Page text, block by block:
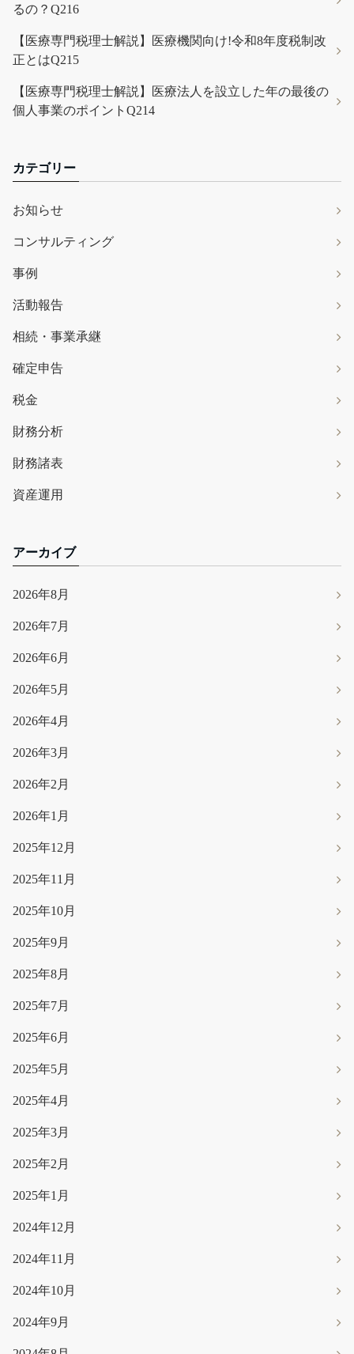
るの？Q216
【医療専門税理士解説】医療機関向け!令和8年度税制改
正とはQ215
【医療専門税理士解説】医療法人を設立した年の最後の
個人事業のポイントQ214
カテゴリー
お知らせ
コンサルティング
事例
活動報告
相続・事業承継
確定申告
税金
財務分析
財務諸表
資産運用
アーカイブ
2026年8月
2026年7月
2026年6月
2026年5月
2026年4月
2026年3月
2026年2月
2026年1月
2025年12月
2025年11月
2025年10月
2025年9月
2025年8月
2025年7月
2025年6月
2025年5月
2025年4月
2025年3月
2025年2月
2025年1月
2024年12月
2024年11月
2024年10月
2024年9月